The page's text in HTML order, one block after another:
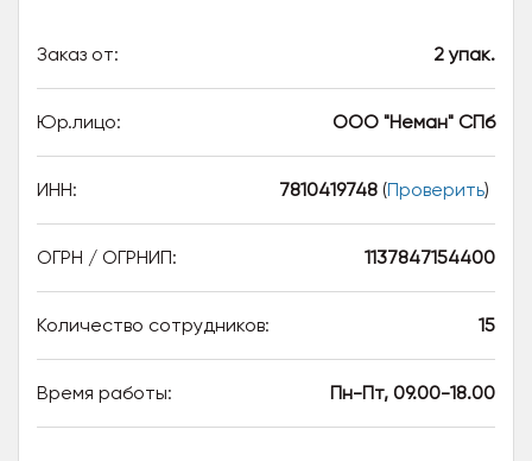
Заказ от: 2 упак.
Юр.лицо: ООО "Неман" СПб
ИНН: 7810419748 (Проверить)
ОГРН / ОГРНИП: 1137847154400
Количество сотрудников: 15
Время работы: Пн-Пт, 09.00-18.00